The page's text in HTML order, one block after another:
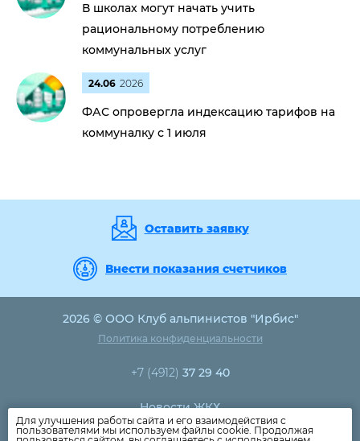
В школах могут начать учить
рациональному потреблению
коммунальных услуг
24.06 2026
ФАС опровергла индексацию тарифов на
коммуналку с 1 июля
Оставить заявку
Внести показания счетчиков
2026 © ООО Клуб альпинистов "Ирбис"
Политика конфиденциальности
+7 (4912) 37 29 40
Новости ЖКХ
Новости компании
Для улучшения работы сайта и его взаимодействия с
пользователями мы используем файлы cookie. Продолжая